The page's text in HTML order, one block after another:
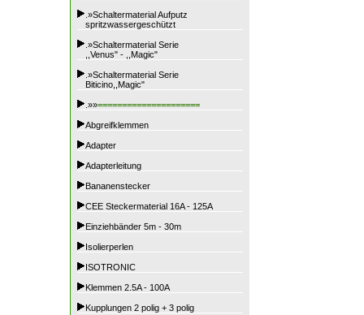
.»Schaltermaterial Aufputz
spritzwassergeschützt
.»Schaltermaterial Serie
,,Venus" - ,,Magic"
.»Schaltermaterial Serie
Biticino,,Magic"
.»»=====================
Abgreifklemmen
Adapter
Adapterleitung
Bananenstecker
CEE Steckermaterial 16A - 125A
Einziehbänder 5m - 30m
Isolierperlen
ISOTRONIC
Klemmen 2.5A - 100A
Kupplungen 2 polig + 3 polig